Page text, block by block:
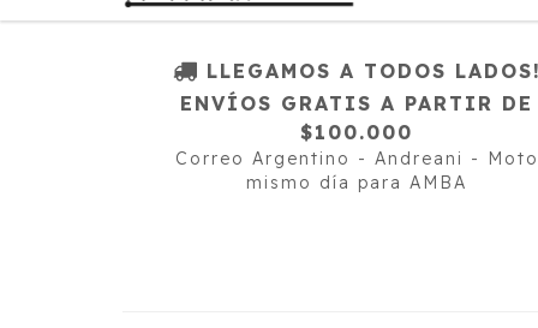
LLEGAMOS A TODOS
ENVÍOS GRATIS A PARTIR DE
$100.000
Correo Argentino - Andreani - Moto
mismo día para AMBA